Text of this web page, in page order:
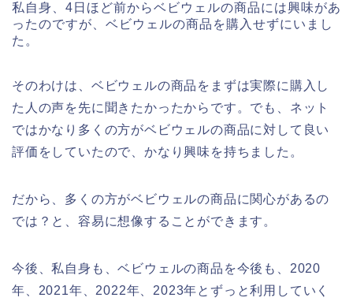
私自身、4日ほど前からベビウェルの商品には興味があ
ったのですが、ベビウェルの商品を購入せずにいまし
た。
そのわけは、ベビウェルの商品をまずは実際に購入し
た人の声を先に聞きたかったからです。でも、ネット
ではかなり多くの方がベビウェルの商品に対して良い
評価をしていたので、かなり興味を持ちました。
だから、多くの方がベビウェルの商品に関心があるの
では？と、容易に想像することができます。
今後、私自身も、ベビウェルの商品を今後も、2020
年、2021年、2022年、2023年とずっと利用していく